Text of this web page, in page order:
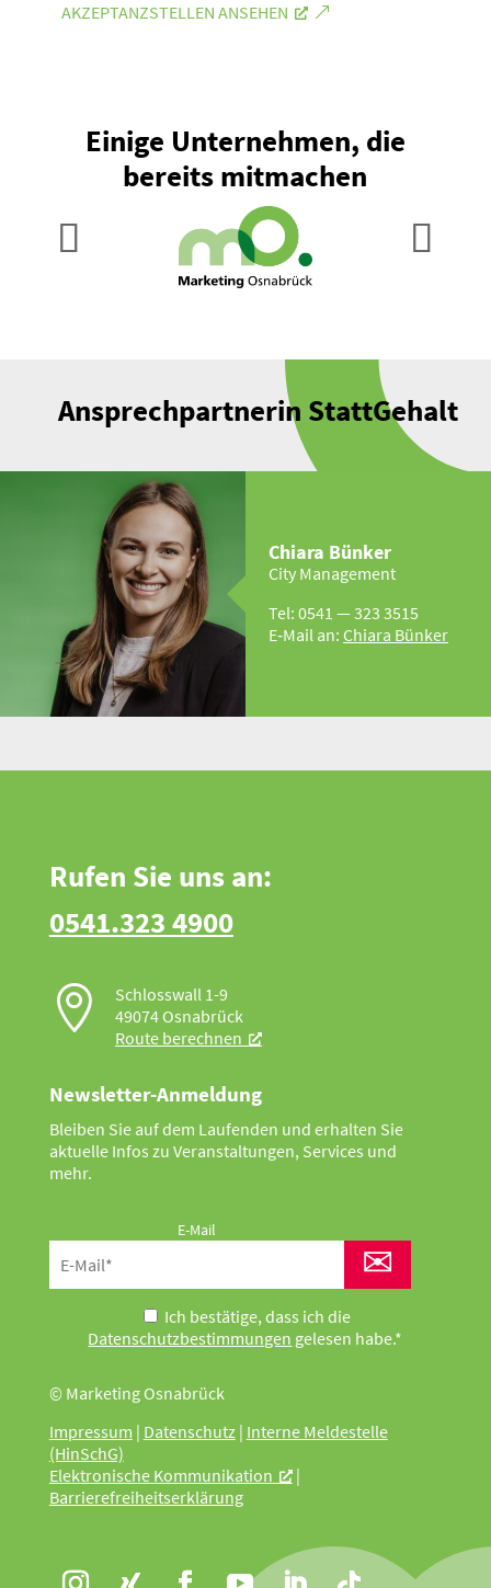
AKZEP­TANZ­STELLEN ANSEHEN
Einige Unter­nehmen, die
bereits mitmachen
Ansprech­part­nerin Statt­Gehalt
Chiara Bünker
City Management
Tel: 0541 — 323 3515
E‑Mail an: Chiara Bünker
Rufen Sie uns an:
0541.323 4900

Schlosswall 1-9
49074 Osnabrück
Route berechnen
Newsletter-Anmeldung
Bleiben Sie auf dem Laufenden und erhalten Sie
aktuelle Infos zu Veranstaltungen, Services und
mehr.
E-Mail
✉
Ich bestätige, dass ich die
Datenschutzbestimmungen gelesen habe.*
© Marketing Osnabrück
Impressum | Datenschutz| Interne Meldestelle
(HinSchG)
Elektronische Kommunikation
|
Barrierefreiheitserklärung